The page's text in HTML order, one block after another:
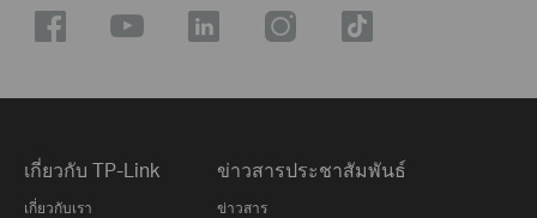
เกี่ยวกับ TP-Link
เกี่ยวกับเรา
ข่าวสารประชาสัมพันธ์
ข่าวสาร